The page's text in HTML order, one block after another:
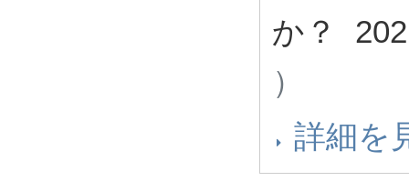
か？
）
詳細を